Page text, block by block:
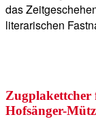
das
literarischen
Zugplakettcher
Hofsänger-